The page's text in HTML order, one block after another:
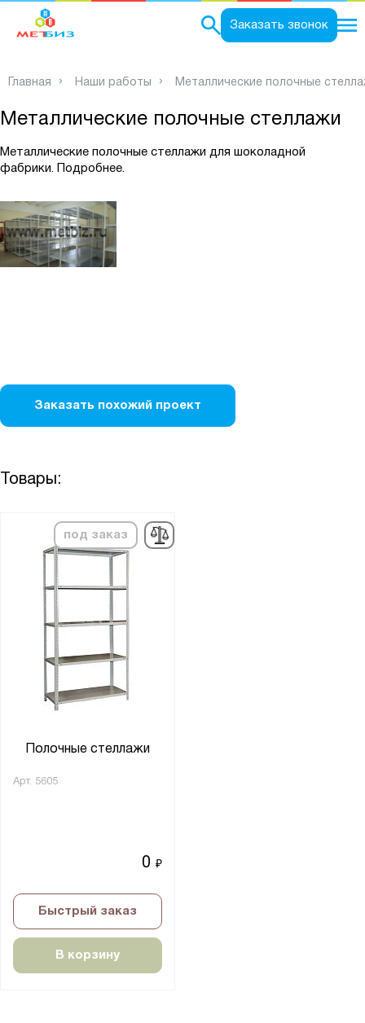
Заказать звонок
Главная Наши работы Металлические полочные
Металлические полочные стеллажи
Металлические полочные стеллажи для шоколадной
фабрики.
Подробнее.
Заказать похожий проект
Товары:
под заказ
Полочные стеллажи
Арт. 5605
0₽
Быстрый заказ
В корзину